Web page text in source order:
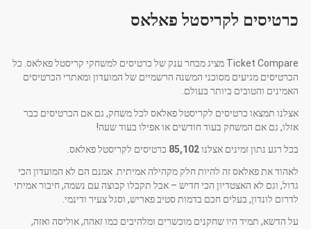
כרטיסים לקריסטל פאלאס
Ticket Compare מציג מבחר ענק של כרטיסים למשחקי קריסטל פאלאס. כל
הכרטיסים מגיעים מסוכני המשנה הרשמיים של המועדון ומאתרי הכרטיסים
האמינים והטובים ביותר בעולם.
אצלנו תמצאו כרטיסים לקריסטל פאלאס לכל משחק, גם אם הכרטיסים כבר
אזלו, גם אם המשחק בעוד חודשים או אפילו בעוד שעה!
בכל רגע נתון זמינים אצלנו85,102 כרטיסים לקריסטל פאלאס.
לאהוד את פאלאס זה להיות חלק מקהילה אמיתית. אמנם הם לא המועדון הכי
גדול, וגם לא האצטדיון הכי חדיש – אבל תקבלו קבוצה עם נשמה, חיבור אמיתי
לדרום לונדון, בעלים חכם בדמות סטיב פאריש, וסגל צעיר ודינמי.
על הדשא, תמיד היו שחקנים מוכשרים ומלהיבים כמו זאהה, אוליסה ואזה,